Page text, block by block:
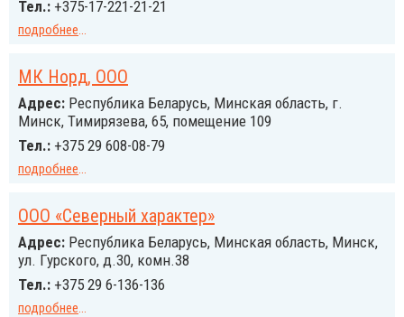
Тел.: +375-17-221-21-21
подробнее...
МК Норд, ООО
Адрес: Республика Беларусь, Минская область, г.
Минск, Тимирязева, 65, помещение 109
Тел.: +375 29 608-08-79
подробнее...
ООО «Северный характер»
Адрес: Республика Беларусь, Минская область, Минск,
ул. Гурского, д.30, комн.38
Тел.: +375 29 6-136-136
подробнее...